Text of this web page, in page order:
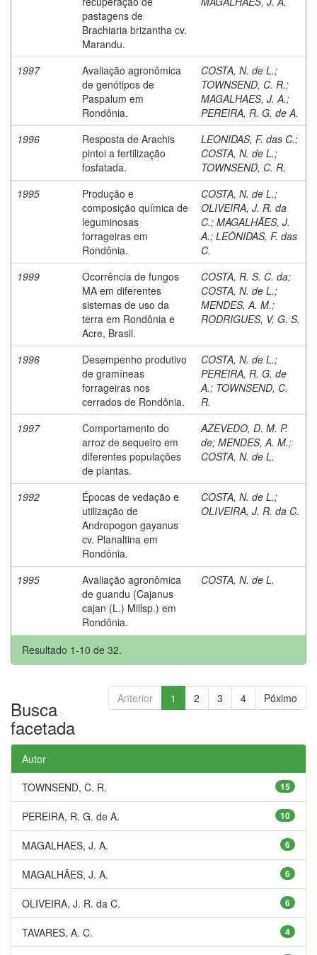
pastagens de
Brachiaria brizantha cv.
Marandu.
1997
Avaliação agronômica
de genótipos de
Paspalum em
Rondônia.
COSTA, N. de L.;
TOWNSEND, C. R.;
MAGALHAES, J. A.;
PEREIRA, R. G. de A.
1996
Resposta de Arachis
pintoi a fertilização
fosfatada.
LEONIDAS, F. das C.;
COSTA, N. de L.;
TOWNSEND, C. R.
1995
Produção e
composição química de
leguminosas
forrageiras em
Rondônia.
COSTA, N. de L.;
OLIVEIRA, J. R. da
C.; MAGALHÃES, J.
A.; LEÔNIDAS, F. das
C.
1999
Ocorrência de fungos
MA em diferentes
sistemas de uso da
terra em Rondônia e
Acre, Brasil.
COSTA, R. S. C. da;
COSTA, N. de L.;
MENDES, A. M.;
RODRIGUES, V. G. S.
1996
Desempenho produtivo
de gramíneas
forrageiras nos
cerrados de Rondônia.
COSTA, N. de L.;
PEREIRA, R. G. de
A.; TOWNSEND, C.
R.
1997
Comportamento do
arroz de sequeiro em
diferentes populações
de plantas.
AZEVEDO, D. M. P.
de; MENDES, A. M.;
COSTA, N. de L.
1992
Épocas de vedação e
utilização de
Andropogon gayanus
cv. Planaltina em
Rondônia.
COSTA, N. de L.;
OLIVEIRA, J. R. da C.
1995
Avaliação agronômica
de guandu (Cajanus
cajan (L.) Millsp.) em
Rondônia.
COSTA, N. de L.
Resultado 1-10 de 32.
Anterior 1 2 3 4 Póximo
Busca
facetada
Autor
15
TOWNSEND, C. R.
10
PEREIRA, R. G. de A.
6
MAGALHAES, J. A.
6
MAGALHÃES, J. A.
6
OLIVEIRA, J. R. da C.
4
TAVARES, A. C.